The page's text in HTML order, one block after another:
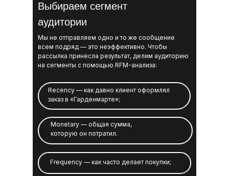
Выбираем сегмент
аудитории
Мы не отправляем одно и то же сообщение
всем подряд — это неэффективно. Чтобы
рассылка принесла результат, делим аудиторию
на сегменты с помощью RFM-анализа:
Recency — как давно клиент оформлял
заказ в «Гарденмарте»;
Frequency — как часто делает покупки;
Monetary — общая сумма,
которую он потратил.